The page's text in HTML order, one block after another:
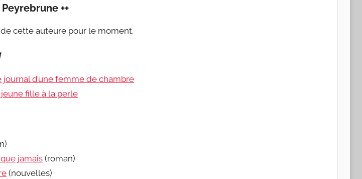
++
de cette auteure pour le moment.
journal d’une femme de chambre
fille à la perle
jamais(roman)
(nouvelles)